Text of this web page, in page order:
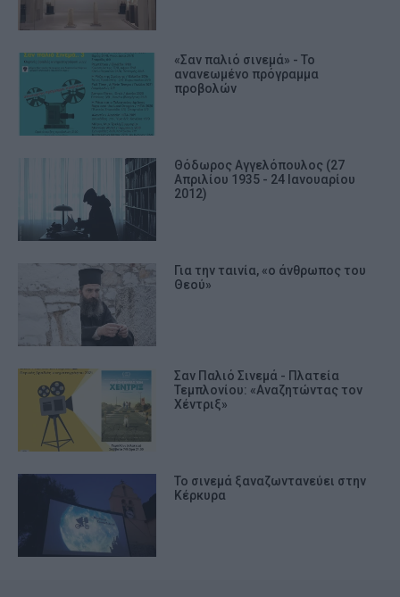
«Σαν παλιό σινεμά» - Το
ανανεωμένο πρόγραμμα
προβολών
Θόδωρος Αγγελόπουλος (27
Απριλίου 1935 - 24 Ιανουαρίου
2012)
Για την ταινία, «ο άνθρωπος του
Θεού»
Σαν Παλιό Σινεμά - Πλατεία
Τεμπλονίου: «Αναζητώντας τον
Χέντριξ»
Το σινεμά ξαναζωντανεύει στην
Κέρκυρα